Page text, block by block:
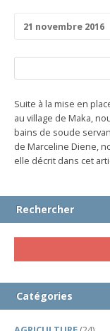
21 novembre 2016
Suite à la mise en
au village de Maka,
bains de soude
de Marceline Diene,
elle décrit dans cet
Rechercher
Catégories